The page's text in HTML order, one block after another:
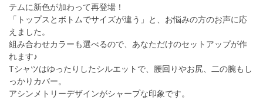
テムに新色が加わって再登場！
「トップスとボトムでサイズが違う」と、お悩みの方のお声に応
えました。
組み合わせカラーも選べるので、あなただけのセットアップが作
れます♪
Tシャツはゆったりしたシルエットで、腰回りやお尻、二の腕もし
っかりカバー。
アシンメトリーデザインがシャープな印象です。